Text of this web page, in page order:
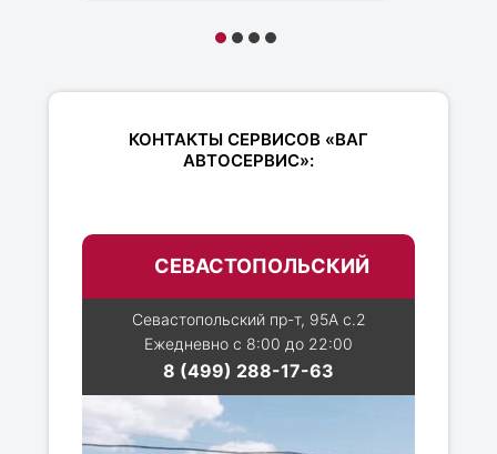
КОНТАКТЫ СЕРВИСОВ «ВАГ
АВТОСЕРВИС»:
СЕВАСТОПОЛЬСКИЙ
Севастопольский пр-т, 95А с.2
Ежедневно с 8:00 до 22:00
8 (499) 288-17-63